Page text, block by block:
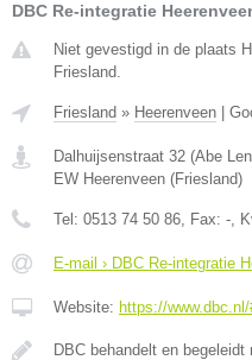
DBC Re-integratie
Niet gevestigd in de plaats
Friesland.
Friesland » Heerenveen
Dalhuijsenstraat 32 (Abe
EW Heerenveen (Friesland)
Tel: 0513 74 50 86, Fax: -,
E-mail › DBC Re-integratie
Website: https://
DBC behandelt en